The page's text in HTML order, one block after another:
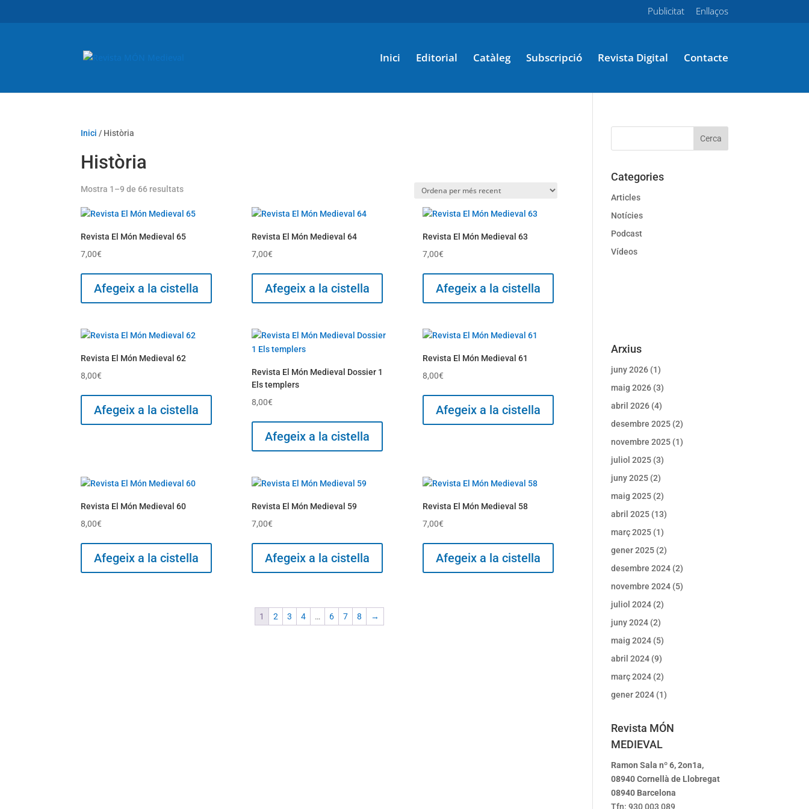
Publicitat Enllaços
Inici Editorial Catàleg Subscripció Revista Digital Contacte
Inici / Història
Història
Mostra 1–9 de 66 resultatsOrdenat
més
Revista El Món Medieval 65
7,00€
Afegeix a la cistella
Revista El Món Medieval 64
7,00€
Afegeix a la cistella
Revista El Món Medieval 63
7,00€
Afegeix a la cistella
Revista El Món Medieval 62
8,00€
Afegeix a la cistella
Revista El Món Medieval Dossier 1
Els templers
8,00€
Afegeix a la cistella
Revista El Món Medieval 61
8,00€
Afegeix a la cistella
Revista El Món Medieval 60
8,00€
Afegeix a la cistella
Revista El Món Medieval 59
7,00€
Afegeix a la cistella
Revista El Món Medieval 58
7,00€
Afegeix a la cistella
1 2 3 4 … 6 7 8 →
Categories
Articles
Notícies
Podcast
Vídeos
Arxius
juny 2026 (1)
maig 2026 (3)
abril 2026 (4)
desembre 2025 (2)
novembre 2025 (1)
juliol 2025 (3)
juny 2025 (2)
maig 2025 (2)
abril 2025 (13)
març 2025 (1)
gener 2025 (2)
desembre 2024 (2)
novembre 2024 (5)
juliol 2024 (2)
juny 2024 (2)
maig 2024 (5)
abril 2024 (9)
març 2024 (2)
gener 2024 (1)
Revista MÓN
MEDIEVAL
Ramon Sala nº 6, 2on1a,
08940 Cornellà de Llobregat
08940 Barcelona
Tfn: 930 003 089